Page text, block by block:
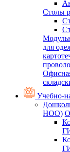
Столы
для
Учебно-
НОО)